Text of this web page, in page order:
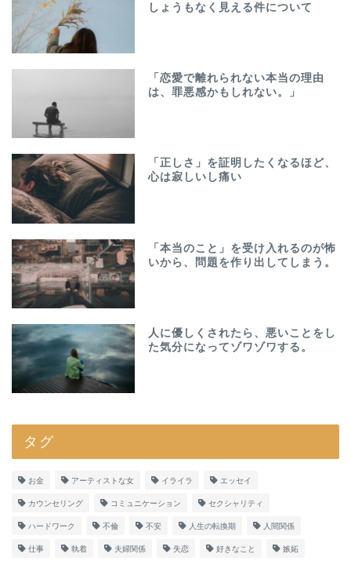
しょうもなく見える件について
「恋愛で離れられない本当の理由
は、罪悪感かもしれない。」
「正しさ」を証明したくなるほど、
心は寂しいし痛い
「本当のこと」を受け入れるのが怖
いから、問題を作り出してしまう。
人に優しくされたら、悪いことをし
た気分になってゾワゾワする。
タグ
お金 アーティストな女 イライラ エッセイ
カウンセリング コミュニケーション セクシャリティ
ハードワーク 不倫 不安 人生の転換期 人間関係
仕事 執着 夫婦関係 失恋 好きなこと 嫉妬